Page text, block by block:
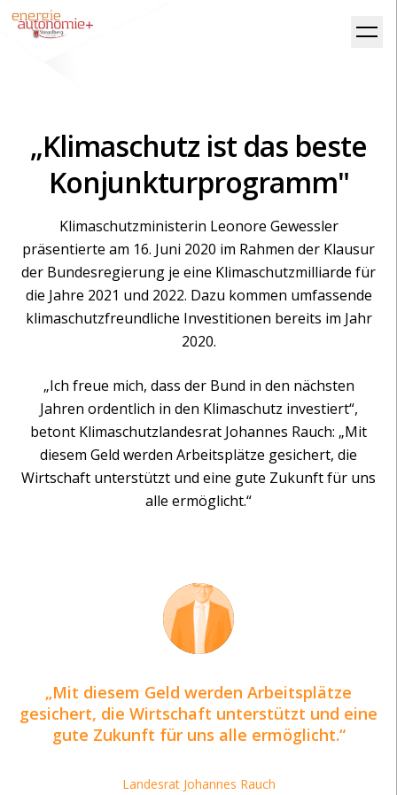
„Klimaschutz ist das beste
Konjunkturprogramm"
Klimaschutzministerin Leonore Gewessler
präsentierte am 16. Juni 2020 im Rahmen der Klausur
der Bundesregierung je eine Klimaschutzmilliarde für
die Jahre 2021 und 2022. Dazu kommen umfassende
klimaschutzfreundliche Investitionen bereits im Jahr
2020.
„Ich freue mich, dass der Bund in den nächsten
Jahren ordentlich in den Klimaschutz investiert“,
betont Klimaschutzlandesrat Johannes Rauch: „Mit
diesem Geld werden Arbeitsplätze gesichert, die
Wirtschaft unterstützt und eine gute Zukunft für uns
alle ermöglicht.“
Mit diesem Geld werden Arbeitsplätze
gesichert, die Wirtschaft unterstützt und eine
gute Zukunft für uns alle ermöglicht.
Landesrat Johannes Rauch